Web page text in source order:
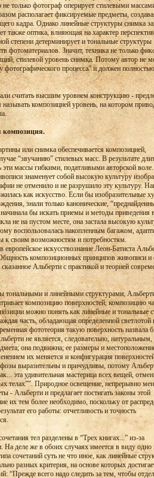
не только фотограф оперирует стилевыми
располагает фиксируемые предметы,
кадра. Однако линейные структуры снимка
также оптика, влияющая на характер
степени детерминирует и тональные структуры
фотоматериалов. Значит, техника не только
стилевой уровень снимка. Потому автор не
фотографического процесса” и должен
считать высшим уровнем конструкцию -
композицией уровень, на котором
композиция.
или снимка обеспечивается композицией,
“звучанию” стилевых масс. В результате
массы гибкими, податливыми авторской
знаменует собой высокую культуру
не отменило и не разрушило эту культуру.
как искусство. Если бы изобразительные
знали только канонические,
бы искать приемы и методы приведения
не на пустом месте, она застала высокую
воспользовалась накопленным багажом,
к своим возможностям и потребностям.
искусствознание Леон-Батиста
композиционных принципов живописи и
Альберти с практикой и теорией
тональными и линейными структурами,
композицию поверхностей, композицию
можно понять как линейные и тональные
часть, обладающая определенной светлотой
фототеория такую поверхность назвала
не является, следовательно, натуральным,
она подвижна; ее размеры и
их меняется и конфигурация
выразительны и причудливы, потому
эта удивительная мастерица всех вещей,
телах”". Природное освещение, непрерывно
- Альберти и предлагает постигать законы этой
их тем более необходимо, поскольку от
его работы: отчетливость и точность
тел разделены в “Трех книгах...” из-за
На деле же в обоих случаях имеется в виду
сочетаний суть не что иное, как линейные
разных критерия, на основе которых
“Прежде всего надо следить за тем, чтобы